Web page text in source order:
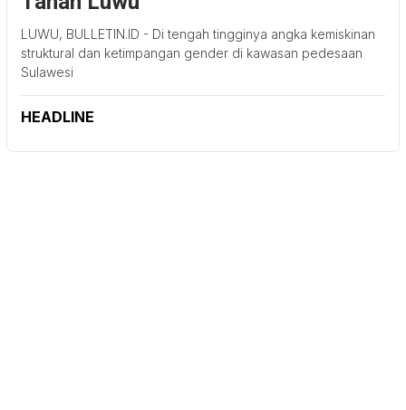
LUWU, BULLETIN.ID - Di tengah tingginya angka kemiskinan
struktural dan ketimpangan gender di kawasan pedesaan
Sulawesi
HEADLINE